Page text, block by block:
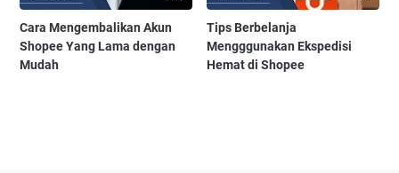
Cara Mengembalikan Akun
Shopee Yang Lama dengan
Mudah
Tips Berbelanja
Mengggunakan Ekspedisi
Hemat di Shopee